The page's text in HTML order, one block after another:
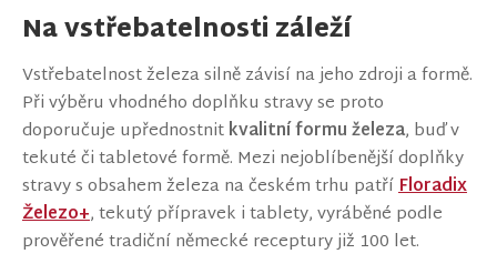
Na vstřebatelnosti záleží
Vstřebatelnost železa silně závisí na jeho zdroji a formě.
Při výběru vhodného doplňku stravy se proto
doporučuje upřednostnitkvalitní formu železa, buď v
tekuté či tabletové formě. Mezi nejoblíbenější doplňky
stravy s obsahem železa na českém trhu patříFloradix
Železo+, tekutý přípravek i tablety, vyráběné podle
prověřené tradiční německé receptury již 100 let.